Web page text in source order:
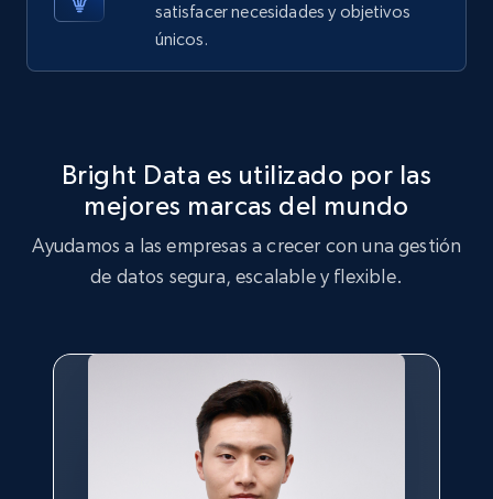
X (formerly Twitter) - Posts - Getting x
10.4K+ 1.2K+ Prueba gratuita
TikTok - Profiles
Like engagement rate, Bio link, Predicted lang,
963+ Prueba gratuita
satisfacer necesidades y objetivos
únicos.
Bright Data es utilizado por las
mejores marcas del mundo
Ayudamos a las empresas a crecer con una gestión
de datos segura, escalable y flexible.